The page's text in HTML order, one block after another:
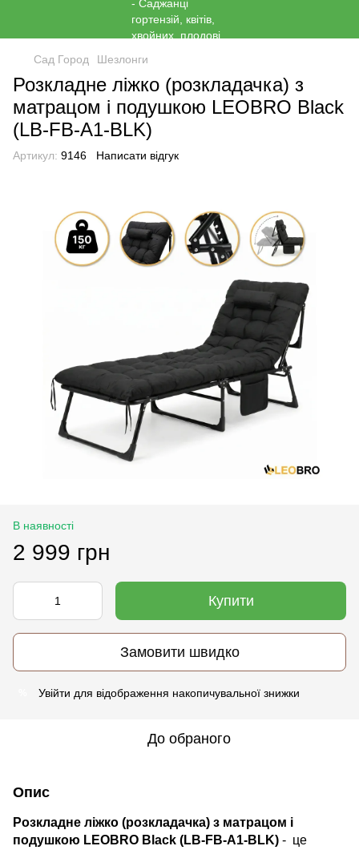
Сад Город Шезлонги
Розкладне ліжко (розкладачка) з
матрацом і подушкою LEOBRO Black
(LB-FB-A1-BLK)
Артикул: 9146 Написати відгук
В наявності
2 999 грн
Купити
Замовити швидко
Увійти для відображення накопичувальної знижки
До обраного
Опис
Розкладне ліжко (розкладачка) з матрацом і
подушкою LEOBRO Black (LB-FB-A1-BLK) - це